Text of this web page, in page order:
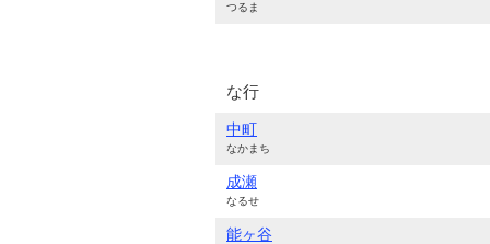
つるま
な行
中町
なかまち
成瀬
なるせ
能ヶ谷